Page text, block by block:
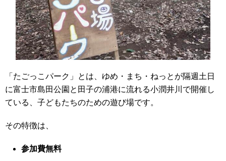
「たごっこパーク」とは、ゆめ・まち・ねっとが隔週土日
に富士市島田公園と田子の浦港に流れる小潤井川で開催し
ている、子どもたちのための遊び場です。
その特徴は、
参加費無料